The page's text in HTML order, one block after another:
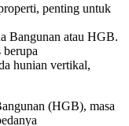
penting untuk
Bangunan atau HGB.
hunian vertikal,
(HGB), masa